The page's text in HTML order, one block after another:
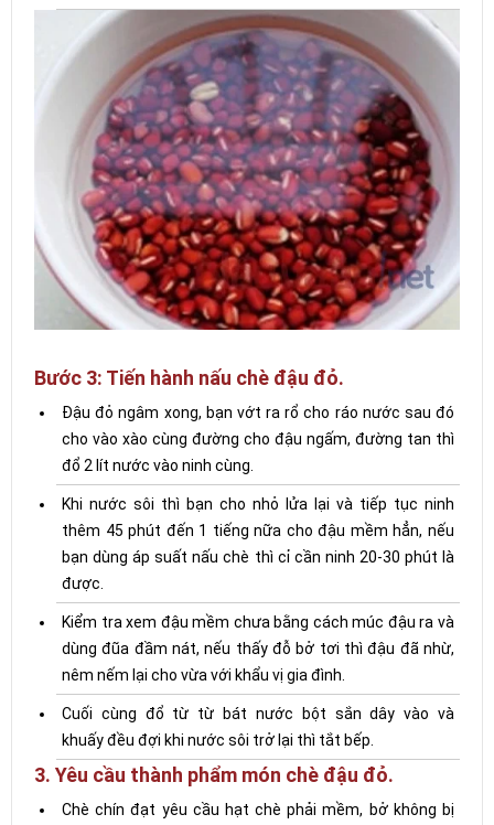
Bước 3: Tiến hành nấu chè đậu đỏ.
Đậu đỏ ngâm xong, bạn vớt ra rổ cho ráo nước sau đó
cho vào xào cùng đường cho đậu ngấm, đường tan thì
đổ 2 lít nước vào ninh cùng.
Khi nước sôi thì bạn cho nhỏ lửa lại và tiếp tục ninh
thêm 45 phút đến 1 tiếng nữa cho đậu mềm hẳn, nếu
bạn dùng áp suất nấu chè thì cỉ cần ninh 20-30 phút là
được.
Kiểm tra xem đậu mềm chưa bằng cách múc đậu ra và
dùng đũa đầm nát, nếu thấy đỗ bở tơi thì đậu đã nhừ,
nêm nếm lại cho vừa với khẩu vị gia đình.
Cuối cùng đổ từ từ bát nước bột sắn dây vào và
khuấy đều đợi khi nước sôi trở lại thì tắt bếp.
3. Yêu cầu thành phẩm món chè đậu đỏ.
Chè chín đạt yêu cầu hạt chè phải mềm, bở không bị